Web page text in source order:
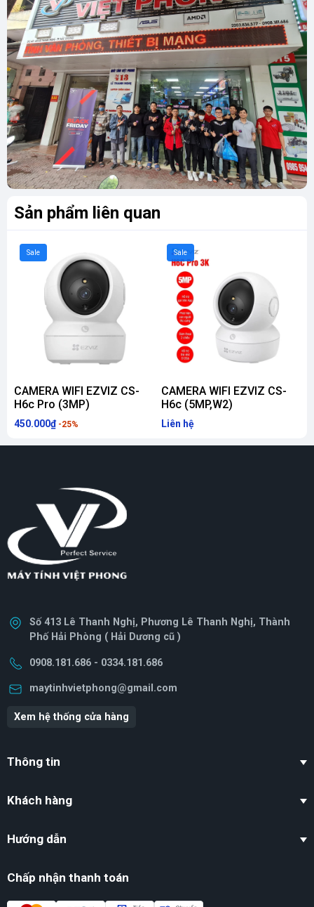
Sản phẩm liên quan
Sale
CAMERA WIFI EZVIZ CS-
H6c Pro (3MP)
450.000₫ -25%
Sale
CAMERA WIFI EZVIZ CS-
H6c (5MP,W2)
Liên hệ
Số 413 Lê Thanh Nghị, Phương Lê Thanh Nghị, Thành
Phố Hải Phòng ( Hải Dương cũ )
0908.181.686 - 0334.181.686
maytinhvietphong@gmail.com
Xem hệ thống cửa hàng
Thông tin
Khách hàng
Hướng dẫn
Chấp nhận thanh toán